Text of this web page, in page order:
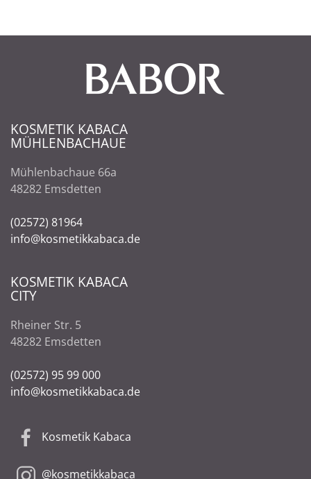
KOSMETIK KABACA
MÜHLENBACHAUE
Mühlenbachaue 66a
48282 Emsdetten
(02572) 81964
info@kosmetikkabaca.de
KOSMETIK KABACA
CITY
Rheiner Str. 5
48282 Emsdetten
(02572) 95 99 000
info@kosmetikkabaca.de
Kosmetik Kabaca
@kosmetikkabaca